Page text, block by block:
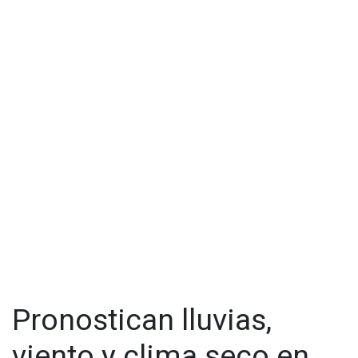
Pronostican lluvias,